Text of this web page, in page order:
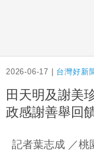
2026-06-17 | 台灣好新
田天明及謝美
政感謝善舉回
記者葉志成 ／桃